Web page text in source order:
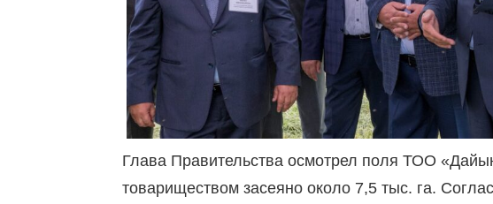
Глава Правительства осмотрел поля ТОО
товариществом засеяно около 7,5 тыс. га.